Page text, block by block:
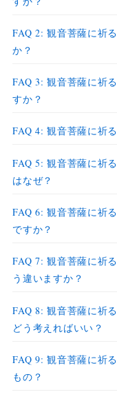
FAQ 2: 観音菩薩に祈
か？
FAQ 3: 観音菩薩に祈
すか？
FAQ 4: 観音菩薩に祈
FAQ 5: 観音菩薩に祈
はなぜ？
FAQ 6: 観音菩薩に祈
ですか？
FAQ 7: 観音菩薩に祈
う違いますか？
FAQ 8: 観音菩薩に祈
どう考えればいい？
FAQ 9: 観音菩薩に祈
もの？